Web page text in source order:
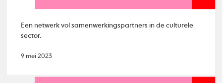
Een netwerk vol samenwerkingspartners in de culturele
sector.
9 mei 2023